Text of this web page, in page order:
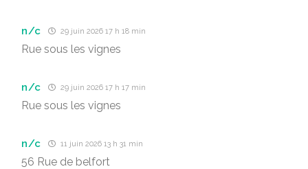
n/c 29 juin 2026 17 h 18 min
Rue sous les vignes
n/c 29 juin 2026 17 h 17 min
Rue sous les vignes
n/c 11 juin 2026 13 h 31 min
56 Rue de belfort